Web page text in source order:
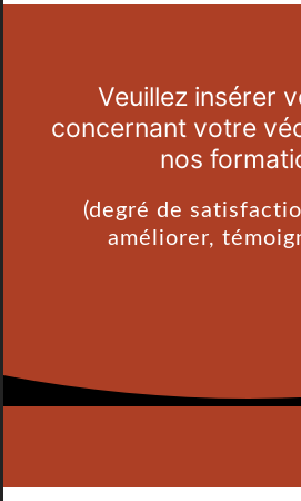
Veuillez insérer
concernant votre
nos
(degré de
améliorer,